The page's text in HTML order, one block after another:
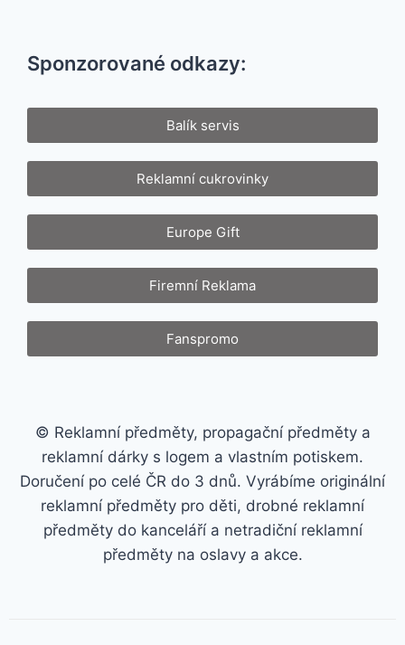
Sponzorované odkazy:
Balík servis
Reklamní cukrovinky
Europe Gift
Firemní Reklama
Fanspromo
© Reklamní předměty, propagační předměty a
reklamní dárky s logem a vlastním potiskem.
Doručení po celé ČR do 3 dnů. Vyrábíme originální
reklamní předměty pro děti, drobné reklamní
předměty do kanceláří a netradiční reklamní
předměty na oslavy a akce.